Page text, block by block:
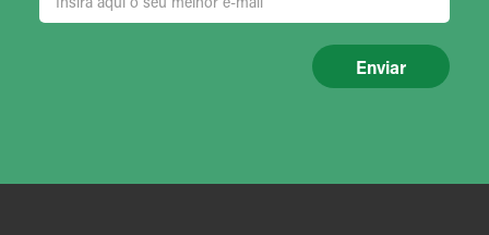
Enviar